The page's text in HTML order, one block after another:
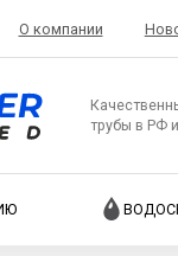
О компании
трубы в РФ